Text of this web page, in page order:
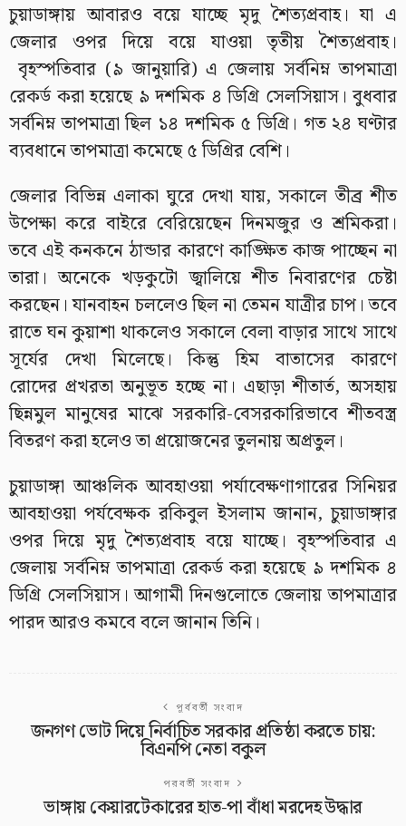
চুয়াডাঙ্গায় আবারও বয়ে যাচ্ছে মৃদু শৈত্যপ্রবাহ। যা এ
জেলার ওপর দিয়ে বয়ে যাওয়া তৃতীয় শৈত্যপ্রবাহ।
বৃহস্পতিবার (৯ জানুয়ারি) এ জেলায় সর্বনিম্ন তাপমাত্রা
রেকর্ড করা হয়েছে ৯ দশমিক ৪ ডিগ্রি সেলসিয়াস। বুধবার
সর্বনিম্ন তাপমাত্রা ছিল ১৪ দশমিক ৫ ডিগ্রি। গত ২৪ ঘণ্টার
ব্যবধানে তাপমাত্রা কমেছে ৫ ডিগ্রির বেশি।
জেলার বিভিন্ন এলাকা ঘুরে দেখা যায়, সকালে তীব্র শীত
উপেক্ষা করে বাইরে বেরিয়েছেন দিনমজুর ও শ্রমিকরা।
তবে এই কনকনে ঠান্ডার কারণে কাঙ্ক্ষিত কাজ পাচ্ছেন না
তারা। অনেকে খড়কুটো জ্বালিয়ে শীত নিবারণের চেষ্টা
করছেন। যানবাহন চললেও ছিল না তেমন যাত্রীর চাপ। তবে
রাতে ঘন কুয়াশা থাকলেও সকালে বেলা বাড়ার সাথে সাথে
সূর্যের দেখা মিলেছে। কিন্তু হিম বাতাসের কারণে
রোদের প্রখরতা অনুভূত হচ্ছে না। এছাড়া শীতার্ত, অসহায়
ছিন্নমুল মানুষের মাঝে সরকারি-বেসরকারিভাবে শীতবস্ত্র
বিতরণ করা হলেও তা প্রয়োজনের তুলনায় অপ্রতুল।
চুয়াডাঙ্গা আঞ্চলিক আবহাওয়া পর্যাবেক্ষণাগারের সিনিয়র
আবহাওয়া পর্যবেক্ষক রকিবুল ইসলাম জানান, চুয়াডাঙ্গার
ওপর দিয়ে মৃদু শৈত্যপ্রবাহ বয়ে যাচ্ছে। বৃহস্পতিবার এ
জেলায় সর্বনিম্ন তাপমাত্রা রেকর্ড করা হয়েছে ৯ দশমিক ৪
ডিগ্রি সেলসিয়াস। আগামী দিনগুলোতে জেলায় তাপমাত্রার
পারদ আরও কমবে বলে জানান তিনি।
পূর্ববর্তী সংবাদ
জনগণ ভোট দিয়ে নির্বাচিত সরকার প্রতিষ্ঠা করতে চায়:
বিএনপি নেতা বকুল
পরবর্তী সংবাদ
ভাঙ্গায় কেয়ারটেকারের হাত-পা বাঁধা মরদেহ উদ্ধার